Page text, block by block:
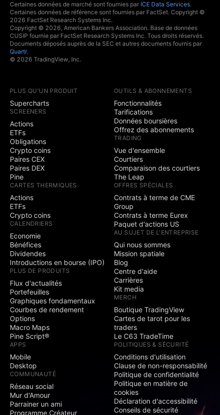
Certaines données de marché sont fournies par ICE Data Services.
Certaines données de référence sont fournies par FactSet. Copyright ©
2026 FactSet Research Systems Inc.
Copyright © 2026, American Bankers Association. Base de données
CUSIP fournie par FactSet Research Systems Inc. Tous droits réservés.
Documents déposés auprès de la SEC et autres documents fournis par
Quartr.
© 2026 TradingView, Inc.
PLUS QU'UN PRODUIT
Supercharts
SCREENERS
Actions
ETFs
Obligations
Crypto coins
Paires CEX
Paires DEX
Pine
CARTES THERMIQUES
Actions
ETFs
Crypto coins
CALENDRIERS
Economie
Bénéfices
Dividendes
Introductions en bourse (IPO)
PLUS DE PRODUITS
Flux d'actualités
Portefeuilles
Graphiques fondamentaux
Courbes de rendement
Options
Macro Maps
Pine Script®
APPS
Mobile
Desktop
COMMUNAUTÉ
Réseau social
Mur d'Amour
Parrainer un ami
Programme Créateur
OUTILS & ABONNEMENTS
Fonctionnalités
Tarifications
Données boursières
Offrez des abonnements
TRADING
Vue d'ensemble
Courtiers
Comparaison des courtiers
The Leap
OFFRES SPÉCIALES
Contrats à terme de CME
Group
Contrats à terme Eurex
Paquet d'actions US
AU SUJET DE L'ENTREPRISE
Qui nous sommes
Mission spatiale
Blog
Centre d'aide
Carrières
Kit media
MERCH
Boutique TradingView
Cartes de tarot pour les
traders
Le C63 TradeTime
POLITIQUES & SÉCURITÉ
Conditions d'utilisation
Clause de non-responsabilité
Politique de confidentialité
Politique en matière de
cookies
Déclaration d'accessibilité
Conseils de sécurité